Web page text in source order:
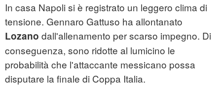
In casa Napoli si è registrato un leggero clima di
tensione. Gennaro Gattuso ha allontanato
Lozano dall'allenamento per scarso impegno. Di
conseguenza, sono ridotte al lumicino le
probabilità che l'attaccante messicano possa
disputare la finale di Coppa Italia.